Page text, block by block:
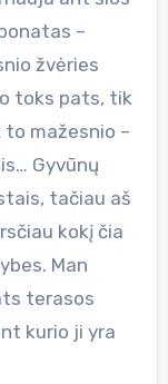
–
žvėries
toks pats, tik
mažesnio –
Gyvūnų
tačiau aš
kokį čia
Man
terasos
kurio ji yra